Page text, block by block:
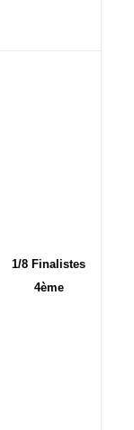
1/8 Finalistes
4ème